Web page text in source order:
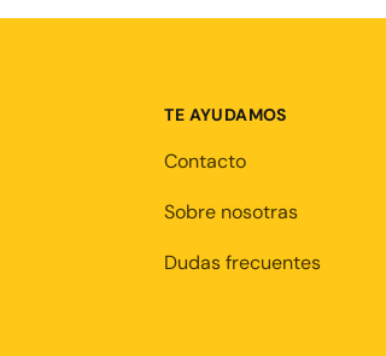
TE AYUDAMOS
Contacto
Sobre nosotras
Dudas frecuentes